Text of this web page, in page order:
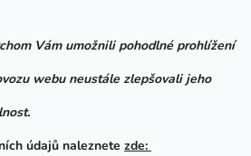
Vám umožnili pohodlné prohlížení
webu neustále zlepšovali jeho
údajů naleznete zde: